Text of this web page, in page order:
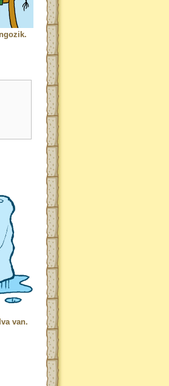
van.